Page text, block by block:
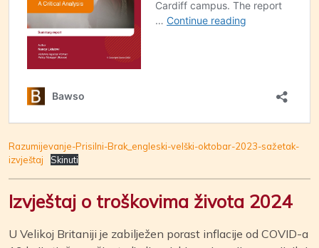
Razumijevanje-Prisilni-Brak_engleski-velški-oktobar-2023-sažetak-
izvještaj
Skinuti
Izvještaj o troškovima života 2024
U Velikoj Britaniji je zabilježen porast inflacije od COVID-a